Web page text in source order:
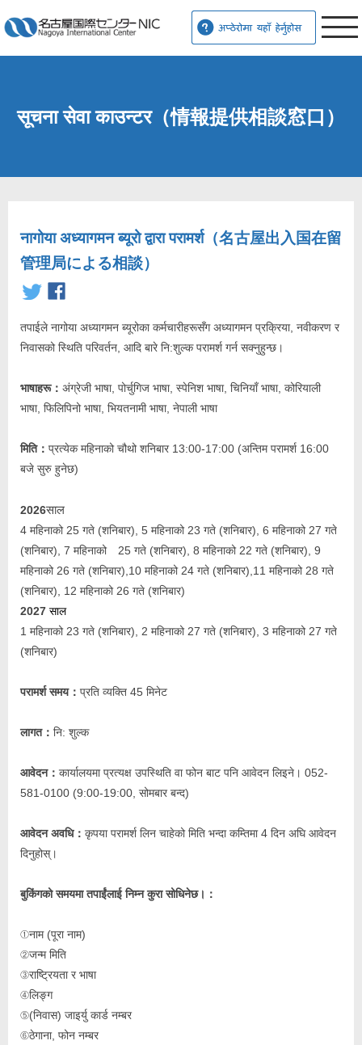
सूचना सेवा काउन्टर（情報提供相談窓口）
नागोया अध्यागमन ब्यूरो द्वारा परामर्श（名古屋出入国在留
管理局による相談）
तपाईले नागोया अध्यागमन ब्यूरोका कर्मचारीहरूसँग अध्यागमन प्रक्रिया, नवीकरण र
निवासको स्थिति परिवर्तन, आदि बारे नि:शुल्क परामर्श गर्न सक्नुहुन्छ।
भाषाहरू： अंग्रेजी भाषा, पोर्चुगिज भाषा, स्पेनिश भाषा, चिनियाँ भाषा, कोरियाली
भाषा, फिलिपिनो भाषा, भियतनामी भाषा, नेपाली भाषा
मिति： प्रत्येक महिनाको चौथो शनिबार 13:00-17:00 (अन्तिम परामर्श 16:00
बजे सुरु हुनेछ)
2026साल
4 महिनाको 25 गते (शनिबार), 5 महिनाको 23 गते (शनिबार), 6 महिनाको 27 गते
(शनिबार), 7 महिनाको 25 गते (शनिबार), 8 महिनाको 22 गते (शनिबार), 9
महिनाको 26 गते (शनिबार),10 महिनाको 24 गते (शनिबार),11 महिनाको 28 गते
(शनिबार), 12 महिनाको 26 गते (शनिबार)
2027 साल
1 महिनाको 23 गते (शनिबार), 2 महिनाको 27 गते (शनिबार), 3 महिनाको 27 गते
(शनिबार)
परामर्श समय： प्रति व्यक्ति 45 मिनेट
लागत： नि: शुल्क
आवेदन： कार्यालयमा प्रत्यक्ष उपस्थिति वा फोन बाट पनि आवेदन लिइने। 052-
581-0100 (9:00-19:00, सोमबार बन्द)
आवेदन अवधि： कृपया परामर्श लिन चाहेको मिति भन्दा कम्तिमा 4 दिन अघि आवेदन
दिनुहोस्।
बुकिंगको समयमा तपाईंलाई निम्न कुरा सोधिनेछ।：
①नाम (पूरा नाम)
②जन्म मिति
③राष्ट्रियता र भाषा
④लिङ्ग
⑤(निवास) जाइर्यु कार्ड नम्बर
⑥ठेगाना, फोन नम्बर